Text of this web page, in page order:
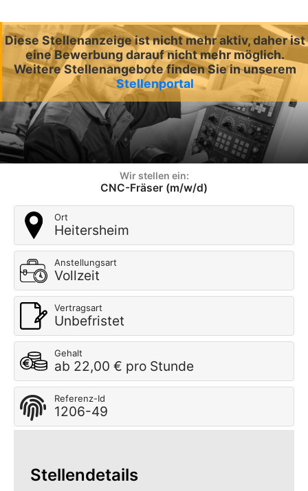
Diese Stellenanzeige ist nicht mehr aktiv, daher ist
eine Bewerbung darauf nicht mehr möglich.
Weitere Stellenangebote finden Sie in unserem
Stellenportal
Wir stellen ein:
CNC-Fräser (m/w/d)
Ort
Heitersheim
Anstellungsart
Vollzeit
Vertragsart
Unbefristet
Gehalt
ab 22,00 € pro Stunde
Referenz-Id
1206-49
Stellendetails